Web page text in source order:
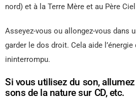
nord) et à la Terre Mère et au Père
Asseyez-vous ou allongez-vous dans
garder le dos droit. Cela aide
ininterrompu.
Si vous utilisez du son,
sons de la nature sur CD, etc.